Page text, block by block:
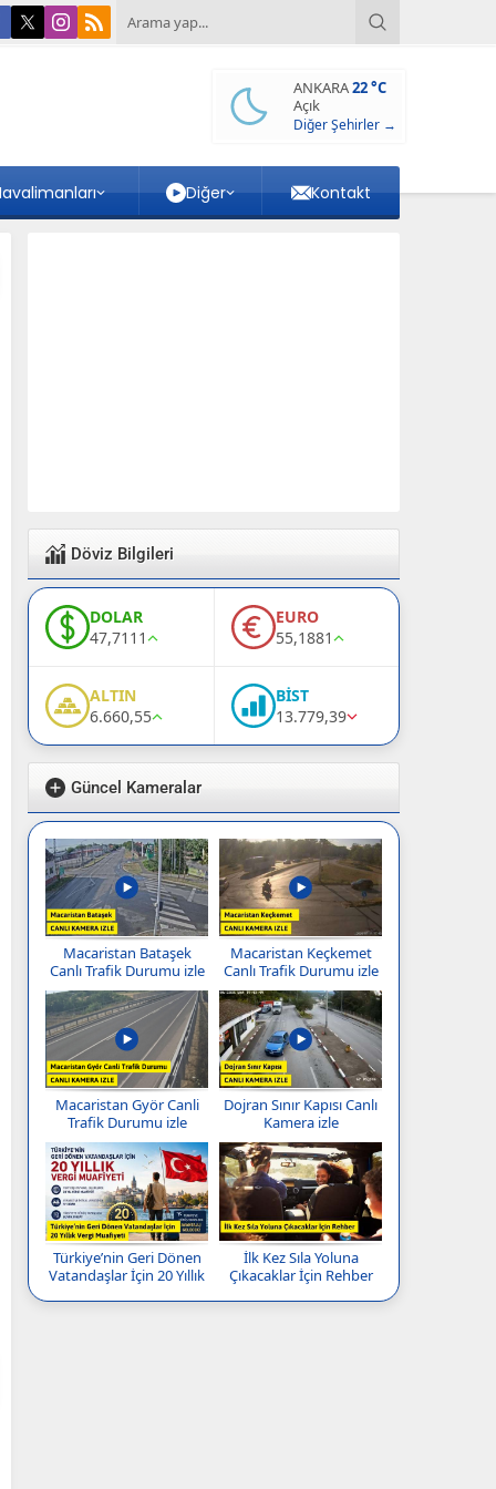
ANKARA22 °C
Açık
Diğer Şehirler →
Diğer Kontakt
Döviz Bilgileri
DOLAR
47,7111
EURO
55,1881
ALTIN
6.660,55
BİST
13.779,39
Güncel Kameralar
Macaristan Bataşek
Canlı Trafik Durumu izle
Macaristan Keçkemet
Canlı Trafik Durumu izle
Macaristan Györ Canli
Trafik Durumu izle
Dojran Sınır Kapısı Canlı
Kamera izle
Türkiye’nin Geri Dönen
Vatandaşlar İçin 20 Yıllık
İlk Kez Sıla Yoluna
Çıkacaklar İçin Rehber